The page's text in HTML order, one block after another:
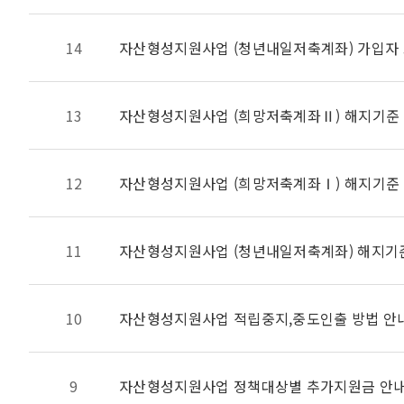
14 자산형성지원사업 (청년내일저축계좌) 가입
13 자산형성지원사업 (희망저축계좌Ⅱ) 해지기준
12 자산형성지원사업 (희망저축계좌Ⅰ) 해지기준
11 자산형성지원사업 (청년내일저축계좌) 해지기
10 자산형성지원사업 적립중지,중도인출 방법 안
9 자산형성지원사업 정책대상별 추가지원금 안